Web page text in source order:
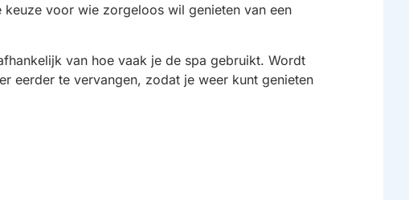
voor wie zorgeloos wil genieten van een
van hoe vaak je de spa gebruikt. Wordt
eerder te vervangen, zodat je weer kunt genieten